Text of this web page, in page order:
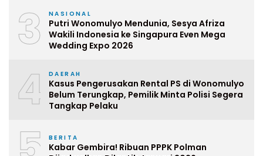
3 NASIONAL
Putri Wonomulyo Mendunia, Sesya Afriza
Wakili Indonesia ke Singapura Even Mega
Wedding Expo 2026
4 DAERAH
Kasus Pengerusakan Rental PS di Wonomulyo
Belum Terungkap, Pemilik Minta Polisi Segera
Tangkap Pelaku
BERITA
Kabar Gembira! Ribuan PPPK Polman